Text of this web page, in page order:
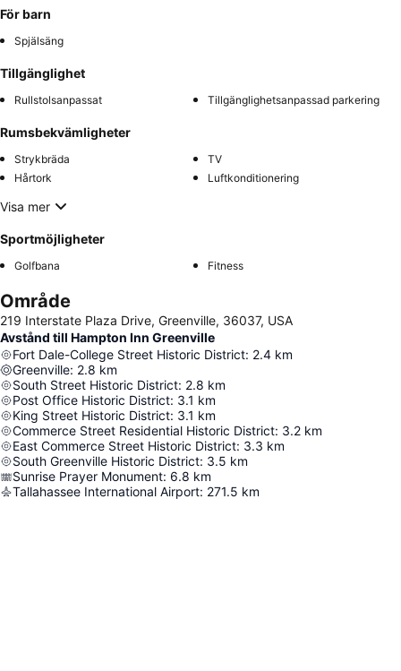
För barn
Spjälsäng
Tillgänglighet
Rullstolsanpassat Tillgänglighetsanpassad parkering
Rumsbekvämligheter
Strykbräda
TV
Hårtork
Luftkonditionering
Visa mer
Sportmöjligheter
Golfbana Fitness
Område
219 Interstate Plaza Drive, Greenville, 36037, USA
Avstånd till Hampton Inn Greenville
Fort Dale-College Street Historic District: 2.4 km
Greenville: 2.8 km
South Street Historic District: 2.8 km
Post Office Historic District: 3.1 km
King Street Historic District: 3.1 km
Commerce Street Residential Historic District: 3.2 km
East Commerce Street Historic District: 3.3 km
South Greenville Historic District: 3.5 km
Sunrise Prayer Monument: 6.8 km
Tallahassee International Airport: 271.5 km